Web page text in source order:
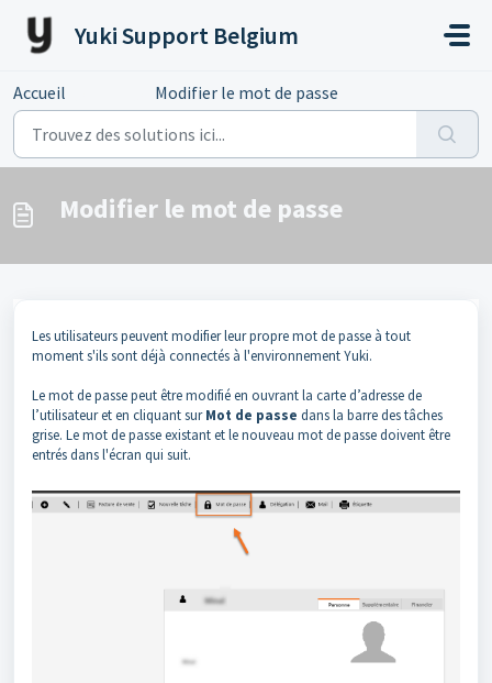
Yuki Support Belgium
Accueil Modifier le mot de passe
Modifier le mot de passe
Les utilisateurs peuvent modifier leur propre mot de passe à tout
moment s'ils sont déjà connectés à l'environnement Yuki.
Le mot de passe peut être modifié en ouvrant la carte d’adresse de
l’utilisateur et en cliquant surMot de passe dans la barre des tâches
grise. Le mot de passe existant et le nouveau mot de passe doivent être
entrés dans l'écran qui suit.